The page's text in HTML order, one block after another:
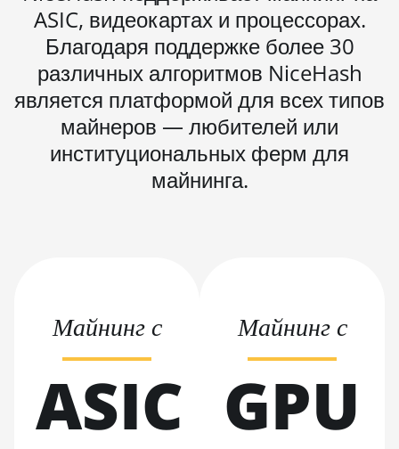
Pro+ (120Th)
BITMAIN AntMiner S19j
Pro++ (125Th)
BITMAIN AntMiner S21
(200Th)
BITMAIN AntMiner S21
Hyd. (335Th)
XP (270Th)
BITMAIN AntMiner S21
BITMAIN AntMiner S21
XP Immersion (300Th)
ASIC, видеокартах и процессорах.
Благодаря поддержке более 30
различных алгоритмов NiceHash
является платформой для всех типов
майнеров — любителей или
институциональных ферм для
майнинга.
Майнинг с
ASIC
Майнинг с
GPU